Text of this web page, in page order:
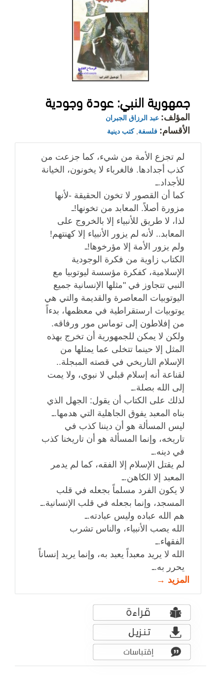
جمهورية النبي: عودة وجودية
المؤلف: عبد الرزاق الجبران
الأقسام: فلسفة ,كتب دينية
لم تجزع الأمة من شيء، كما جزعت من
كذب أجدادها. فالغرباء لا يخونون، الخيانة
للأجداد.ـ
كما أن القصور لا تخون الحقيقة -لأنها
مزورة أصلاً. المعابد من تخونها!ـ
لذا، لا طريق للأنبياء إلا بالخروج على
المعابد.. لأنه لم يزور الأنبياء إلا كهنتهم!
ولم يزور الأمة إلا مؤرخوها!ـ
الكتاب زاوية من فكرة الوجودية
الإسلامية، كفكرة مؤسسة ليوتوبيا مع
النبي تتجاوز في "مثلها الإنسانية جميع
اليوتوبيات المعاصرة والقديمة والتي هي
يوتوبيات ارستقراطية في معظمها، بدءاً
من إفلاطون إلى توماس مور ورفاقه.
ولكن لا يمكن للجمهورية أن تخرج بهذه
المثل إلا حينما تتخلى عما يمثلها من
الإسلام التاريخي في قصته المبجلة..
لقناعة أنه إسلام قبلي لا نبوي، ولا يمت
إلى الله بصلة.ـ
لذلك على الكتاب أن يقول: الجهل الذي
بناه المعبد يفوق الجاهلية التي هدمها.ـ
ليس المسألة هو أن ديننا كذب في
تاريخه، وإنما المسألة هو أن تاريخنا كذب
في دينه.ـ
لم يقتل الإسلام إلا الفقه، كما لم يدمر
المعبد إلا الكاهن.ـ
لا يكون الفرد مسلماً بجعله في قلب
المسجد، وإنما بجعله في قلب الإنسانية.ـ
هم الله عباده وليس عبادته.ـ
الله يصب الأنبياء، والناس تشرب
الفقهاء.ـ
الله لا يريد معبداً يعبد به، وإنما يريد إنساناً
يحرر به.ـ
المزيد →